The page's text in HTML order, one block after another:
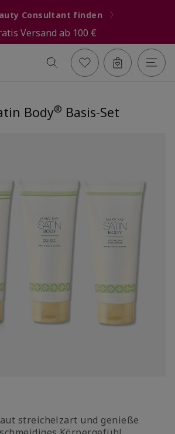
Consultant finden
Versand ab 100 €
Body® Basis-Set
streichelzart und genieße